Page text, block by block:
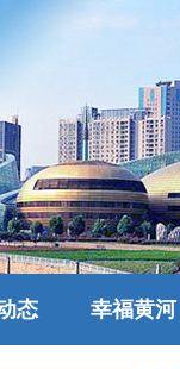
态 幸福黄河